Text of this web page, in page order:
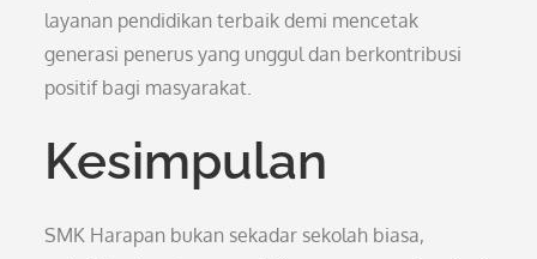
layanan pendidikan terbaik demi mencetak
generasi penerus yang unggul dan berkontribusi
positif bagi masyarakat.
Kesimpulan
SMK Harapan bukan sekadar sekolah biasa,